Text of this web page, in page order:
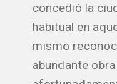
concedió la
habitual en
mismo
abundante